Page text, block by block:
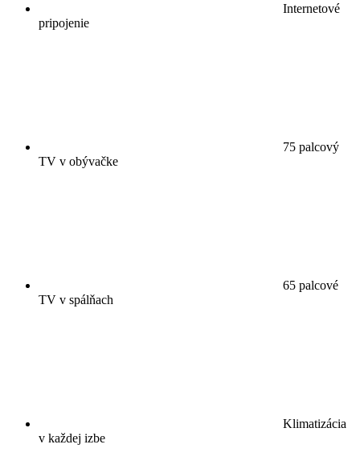
Internetové
pripojenie
75 palcový
TV v obývačke
65 palcové
TV v spálňach
Klimatizácia
v každej izbe